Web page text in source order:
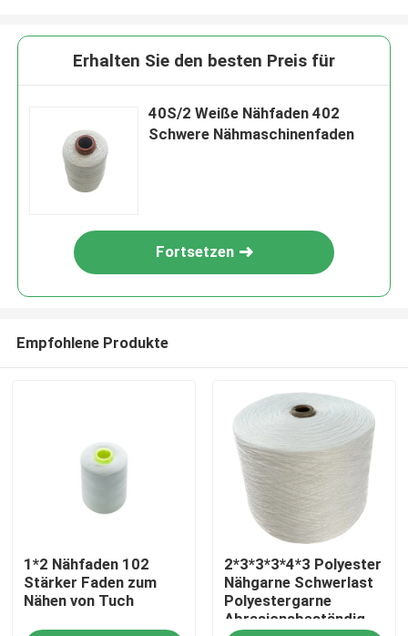
Erhalten Sie den besten Preis für
40S/2 Weiße Nähfaden 402
Schwere Nähmaschinenfaden
Fortsetzen
Empfohlene Produkte
1*2 Nähfaden 102
Stärker Faden zum
Nähen von Tuch
2*3*3*3*4*3 Polyester
Nähgarne Schwerlast
Polyestergarne
Abrasionsbeständig